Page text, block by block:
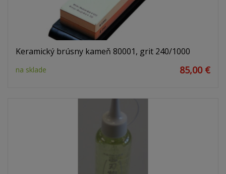
Keramický brúsny kameň 80001, grit 240/1000
na sklade 85,00 €